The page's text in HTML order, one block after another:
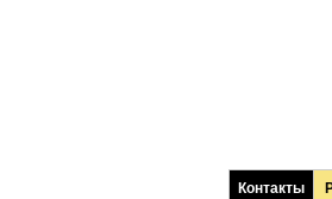
Контакты